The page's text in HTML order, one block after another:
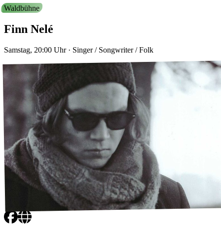
Waldbühne
Finn Nelé
Samstag, 20:00 Uhr· Singer / Songwriter / Folk